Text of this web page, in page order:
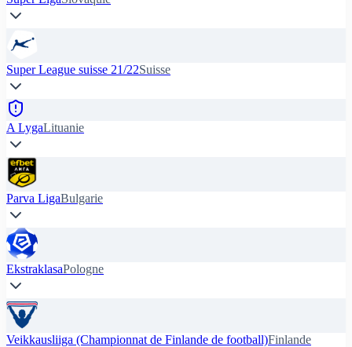
Super League suisse 21/22Suisse
A LygaLituanie
Parva LigaBulgarie
EkstraklasaPologne
Veikkausliiga (Championnat de Finlande de football)Finlande